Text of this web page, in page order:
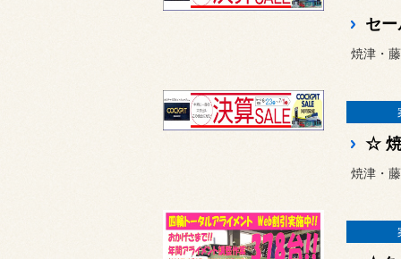
セ
焼津・
☆ 焼
焼津・